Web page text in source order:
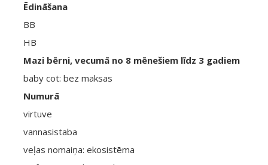
Ēdināšana
BB
HB
Mazi bērni, vecumā no 8 mēnešiem līdz 3 gadiem
baby cot: bez maksas
Numurā
virtuve
vannasistaba
veļas nomaiņa: ekosistēma